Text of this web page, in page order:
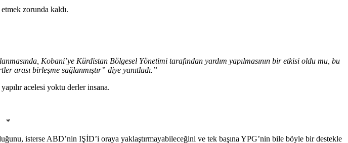
zorunda kaldı.
Kobani’ye Kürdistan Bölgesel Yönetimi tarafından yardım yapılmasının bir etkisi oldu mu, bu
arası birleşme sağlanmıştır” diye yanıtladı.”
acelesi yoktu derler insana.
*
isterse ABD’nin IŞİD’i oraya yaklaştırmayabileceğini ve tek başına YPG’nin bile böyle bir destekle